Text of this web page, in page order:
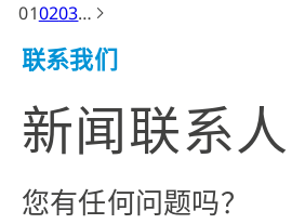
010203…
联系我们
新闻联系人
您有任何问题吗？